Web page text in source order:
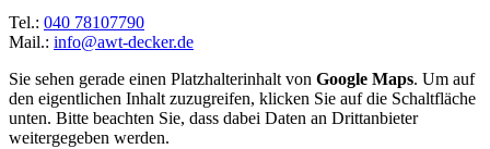
Tel.: 040 78107790
Mail.: info@awt-decker.de
Sie sehen gerade einen Platzhalterinhalt von Google Maps. Um auf
den eigentlichen Inhalt zuzugreifen, klicken Sie auf die Schaltfläche
unten. Bitte beachten Sie, dass dabei Daten an Drittanbieter
weitergegeben werden.